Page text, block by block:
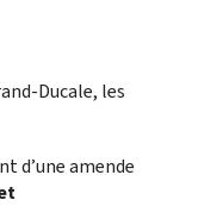
Ducale, les
d’une amende